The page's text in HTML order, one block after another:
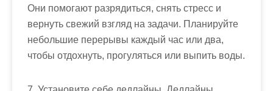
Они помогают разрядиться, снять стресс и
вернуть свежий взгляд на задачи. Планируйте
небольшие перерывы каждый час или два,
чтобы отдохнуть, прогуляться или выпить воды.